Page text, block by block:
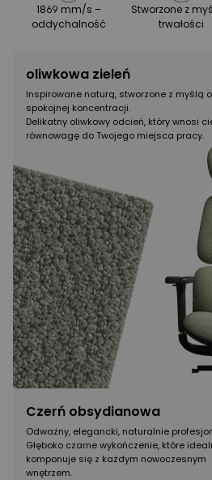
1869 mm/s –
oddychalność
Stworzone z
trwałości
oliwkowa zieleń
Inspirowane naturą, stworzone z myślą o
spokojnej koncentracji.
Delikatny oliwkowy odcień, który wnosi
równowagę do Twojego miejsca pracy.
Czerń obsydianowa
Odważny, elegancki, naturalnie
Głęboko czarne wykończenie, które
komponuje się z każdym nowoczesnym
wnętrzem.